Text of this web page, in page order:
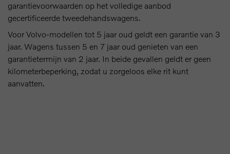
garantievoorwaarden op het volledige aanbod
gecertificeerde tweedehandswagens.
Voor Volvo-modellen tot 5 jaar oud geldt een garantie van 3
jaar. Wagens tussen 5 en 7 jaar oud genieten van een
garantietermijn van 2 jaar. In beide gevallen geldt er geen
kilometerbeperking, zodat u zorgeloos elke rit kunt
aanvatten.